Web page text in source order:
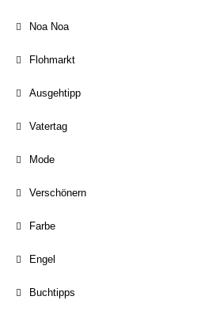
Noa Noa
Flohmarkt
Ausgehtipp
Vatertag
Mode
Verschönern
Farbe
Engel
Buchtipps